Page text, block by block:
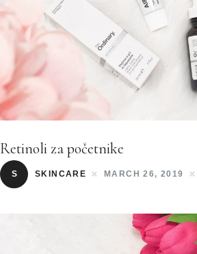
Retinoli za početnike
S SKINCARE MARCH 26, 2019